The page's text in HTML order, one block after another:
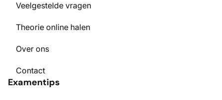
Veelgestelde vragen
Theorie online halen
Over ons
Contact
Examentips